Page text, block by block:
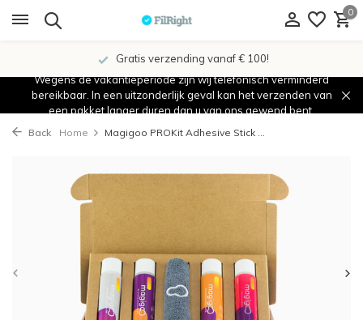
0
Gratis verzending vanaf € 100!
Wegens de vakantieperiode zijn wij telefonisch verminderd
bereikbaar. In een uitzonderlijk geval kan het verzenden van
een pakket langer duren dan u van ons gewend bent.
Back Home Magigoo PROKit Adhesive Stick ...